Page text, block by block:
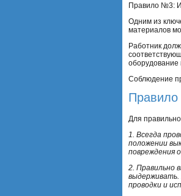
Правило №3:
Одним из
материалов
Работник
оборудование
Соблюдение
Для
1. Всегда
положении
повреждения
2. Правильно
выдерживать.
проводки и